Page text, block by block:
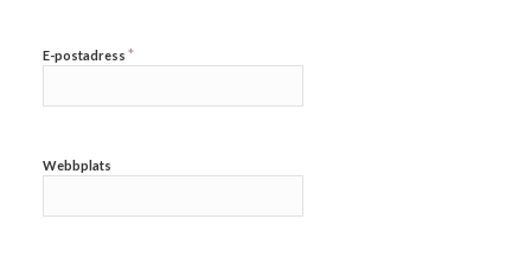
E-postadress *
Webbplats